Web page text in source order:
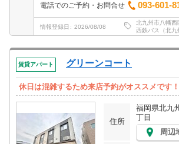
電話でのご予約・お問合せ
093-601-
情報登録日 2026/08/08
北九州市八幡西
西鉄バス（北九
賃貸アパート グリーンコート
休日は混雑するため来店予約がオススメです！
住所
福岡県北九
丁目
周辺